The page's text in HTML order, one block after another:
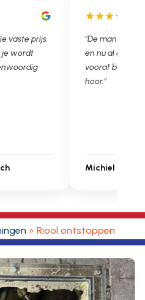
gebeld
vast en
Lekker
"Wat een fijn
met een
je niet zo goed
Ontstoppen.nl
Sarah Touat
» Riool ontstoppen